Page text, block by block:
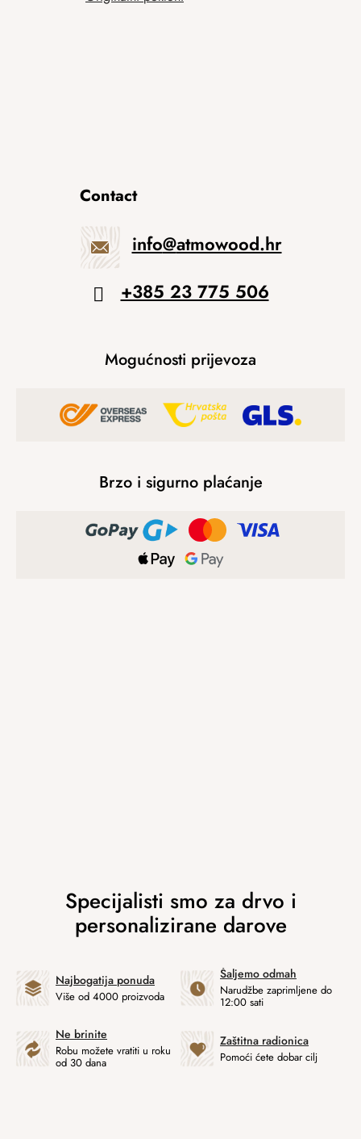
Contact
info@atmowood.hr
+385 23 775 506
Mogućnosti prijevoza
Brzo i sigurno plaćanje
Najbogatija ponuda
Više od 4000 proizvoda
Šaljemo odmah
Narudžbe zaprimljene do
12:00 sati
Ne brinite
Robu možete vratiti u roku
od 30 dana
Zaštitna radionica
Pomoći ćete dobar cilj